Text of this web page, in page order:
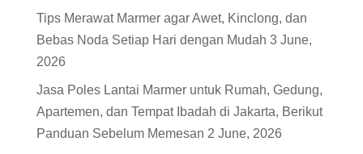
Tips Merawat Marmer agar Awet, Kinclong, dan
Bebas Noda Setiap Hari dengan Mudah 3 June,
2026
Jasa Poles Lantai Marmer untuk Rumah, Gedung,
Apartemen, dan Tempat Ibadah di Jakarta, Berikut
Panduan Sebelum Memesan 2 June, 2026